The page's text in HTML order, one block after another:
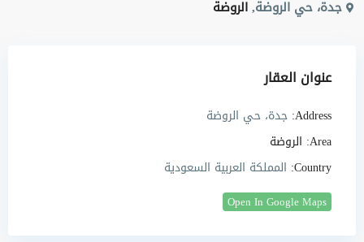
جدة، حي الروضة,الروضة
عنوان العقار
Address: جدة، حي الروضة
Area: الروضة
Country: المملكة العربية السعودية
Open In Google Maps